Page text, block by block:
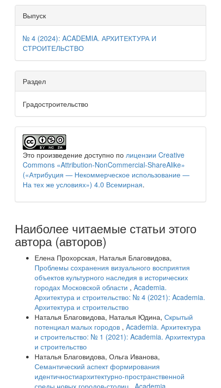
Выпуск
№ 4 (2024): ACADEMIA. АРХИТЕКТУРА И
СТРОИТЕЛЬСТВО
Раздел
Градостроительство
Это произведение доступно по лицензии Creative
Commons «Attribution-NonCommercial-ShareAlike»
(«Атрибуция — Некоммерческое использование —
На тех же условиях») 4.0 Всемирная.
Наиболее читаемые статьи этого
автора (авторов)
Елена Прохорская, Наталья Благовидова,
Проблемы сохранения визуального восприятия
объектов культурного наследия в исторических
городах Московской области , Academia.
Архитектура и строительство: № 4 (2021): Academia.
Архитектура и строительство
Наталья Благовидова, Наталья Юдина, Скрытый
потенциал малых городов , Academia. Архитектура
и строительство: № 1 (2021): Academia. Архитектура
и строительство
Наталья Благовидова, Ольга Иванова,
Семантический аспект формирования
идентичностиархитектурно-пространственной
среды новых городов-столиц
Academia.